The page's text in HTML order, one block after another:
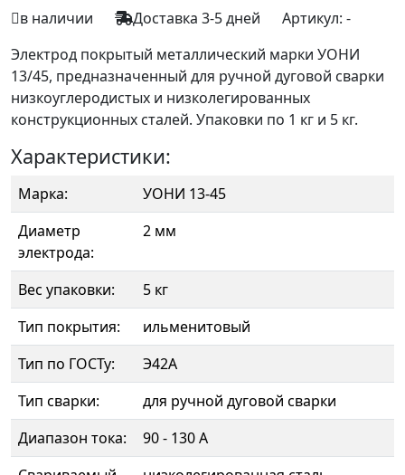
в наличии
Доставка 3-5 дней Артикул: -
Электрод покрытый металлический марки УОНИ
13/45, предназначенный для ручной дуговой сварки
низкоуглеродистых и низколегированных
конструкционных сталей. Упаковки по 1 кг и 5 кг.
Характеристики:
Марка:
УОНИ 13-45
Диаметр
электрода:
2 мм
Вес упаковки:
5 кг
Тип покрытия:
ильменитовый
Тип по ГОСТу:
Э42А
Тип сварки:
для ручной дуговой сварки
Диапазон тока:
90 - 130 А